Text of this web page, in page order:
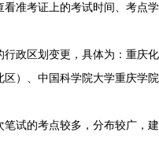
考证上的考试时间、考点学
区划变更，具体为：重庆化
区）、中国科学院大学重庆学
的考点较多，分布较广，建